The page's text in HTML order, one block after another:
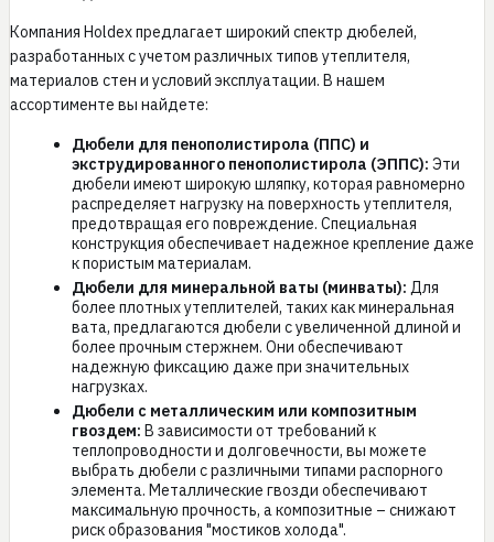
Компания Holdex предлагает широкий спектр дюбелей,
разработанных с учетом различных типов утеплителя,
материалов стен и условий эксплуатации. В нашем
ассортименте вы найдете:
Дюбели для пенополистирола (ППС) и
экструдированного пенополистирола (ЭППС): Эти
дюбели имеют широкую шляпку, которая равномерно
распределяет нагрузку на поверхность утеплителя,
предотвращая его повреждение. Специальная
конструкция обеспечивает надежное крепление даже
к пористым материалам.
Дюбели для минеральной ваты (минваты): Для
более плотных утеплителей, таких как минеральная
вата, предлагаются дюбели с увеличенной длиной и
более прочным стержнем. Они обеспечивают
надежную фиксацию даже при значительных
нагрузках.
Дюбели с металлическим или композитным
гвоздем: В зависимости от требований к
теплопроводности и долговечности, вы можете
выбрать дюбели с различными типами распорного
элемента. Металлические гвозди обеспечивают
максимальную прочность, а композитные – снижают
риск образования "мостиков холода".